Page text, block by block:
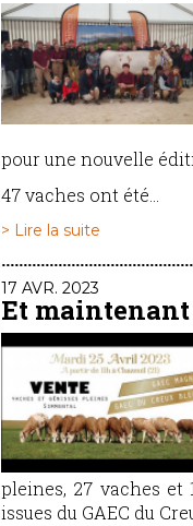
pour une nouvelle
47 vaches ont été...
> Lire la suite
17 AVR. 2023
Et maintenant
pleines, 27 vaches et
issues du GAEC du